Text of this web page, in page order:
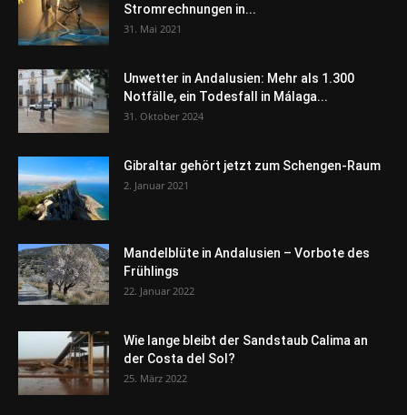
Stromrechnungen in...
31. Mai 2021
Unwetter in Andalusien: Mehr als 1.300
Notfälle, ein Todesfall in Málaga...
31. Oktober 2024
Gibraltar gehört jetzt zum Schengen-Raum
2. Januar 2021
Mandelblüte in Andalusien – Vorbote des
Frühlings
22. Januar 2022
Wie lange bleibt der Sandstaub Calima an
der Costa del Sol?
25. März 2022